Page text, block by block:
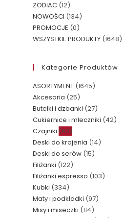
ZODIAC (12)
NOWOŚCI (134)
PROMOCJE (0)
WSZYSTKIE PRODUKTY (1648)
Kategorie Produktów
ASORTYMENT (1645)
Akcesoria (25)
Butelki i dzbanki (27)
Cukiernice i mleczniki (42)
Czajniki (63)
Deski do krojenia (14)
Deski do serów (15)
Filiżanki (122)
Filiżanki espresso (103)
Kubki (334)
Maty i podkładki (97)
Misy i miseczki (114)